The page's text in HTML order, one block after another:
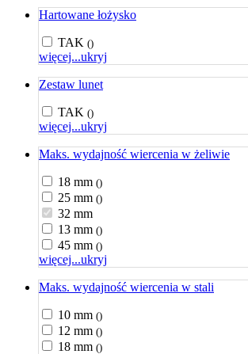
Hartowane łożysko
TAK ()
więcej...ukryj
Zestaw lunet
TAK ()
więcej...ukryj
Maks. wydajność wiercenia w żeliwie
18 mm ()
25 mm ()
32 mm
13 mm ()
45 mm ()
więcej...ukryj
Maks. wydajność wiercenia w stali
10 mm ()
12 mm ()
18 mm ()